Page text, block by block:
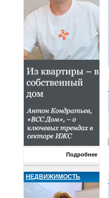
Подробнее
НЕДВИЖИМОСТЬ